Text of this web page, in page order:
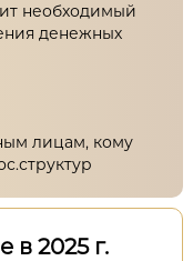
необходимый
денежных
лицам, кому
в 2025 г.